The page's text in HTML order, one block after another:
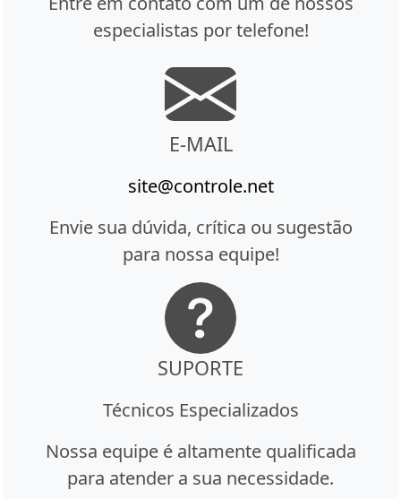
especialistas por telefone!
E-MAIL
site@controle.net
Envie sua dúvida, crítica ou sugestão
para nossa equipe!
SUPORTE
Técnicos Especializados
Nossa equipe é altamente qualificada
para atender a sua necessidade.